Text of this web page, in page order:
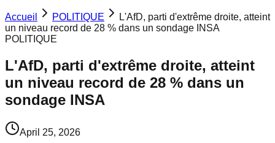
Accueil POLITIQUE
L'AfD, parti d'extrême droite, atteint
un niveau record de 28 % dans un sondage INSA
POLITIQUE
L'AfD, parti d'extrême droite, atteint
un niveau record de 28 % dans un
sondage INSA
April 25, 2026